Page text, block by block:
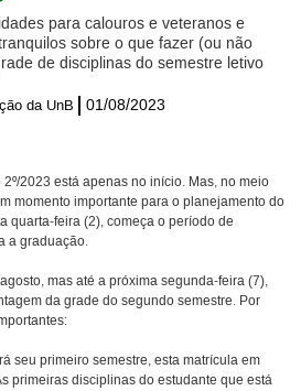
para calouros e veteranos e
sobre o que fazer (ou não
de disciplinas do semestre letivo
da UnB 01/08/2023
2º/2023 está apenas no início. Mas, no meio
momento importante para o planejamento do
quarta-feira (2), começa o período de
a graduação.
mas até a próxima segunda-feira (7),
da grade do segundo semestre. Por
seu primeiro semestre, esta matrícula em
primeiras disciplinas do estudante que está